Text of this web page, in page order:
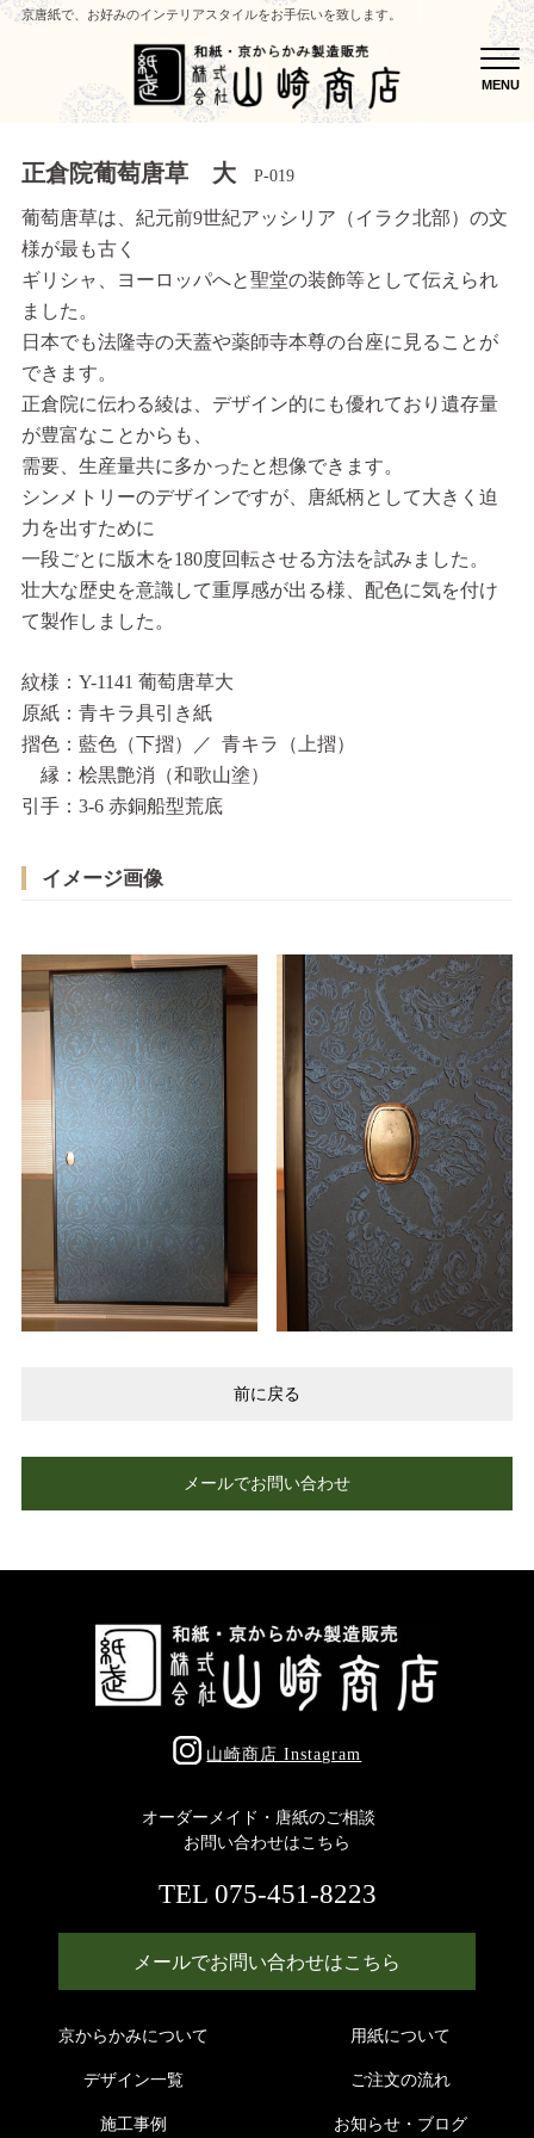
京唐紙で、お好みのインテリアスタイルをお手伝いを致します。
MENU
正倉院葡萄唐草 大 P-019
葡萄唐草は、紀元前9世紀アッシリア（イラク北部）の文
様が最も古く
ギリシャ、ヨーロッパへと聖堂の装飾等として伝えられ
ました。
日本でも法隆寺の天蓋や薬師寺本尊の台座に見ることが
できます。
正倉院に伝わる綾は、デザイン的にも優れており遺存量
が豊富なことからも、
需要、生産量共に多かったと想像できます。
シンメトリーのデザインですが、唐紙柄として大きく迫
力を出すために
一段ごとに版木を180度回転させる方法を試みました。
壮大な歴史を意識して重厚感が出る様、配色に気を付け
て製作しました。
紋様：Y-1141 葡萄唐草大
原紙：青キラ具引き紙
摺色：藍色（下摺）／ 青キラ（上摺）
縁：桧黒艶消（和歌山塗）
引手：3-6 赤銅船型荒底
イメージ画像
前に戻る
メールでお問い合わせ
山崎商店 Instagram
オーダーメイド・唐紙のご相談
お問い合わせはこちら
TEL 075-451-8223
メールでお問い合わせはこちら
京からかみについて 用紙について
デザイン一覧 ご注文の流れ
施工事例 お知らせ・ブログ